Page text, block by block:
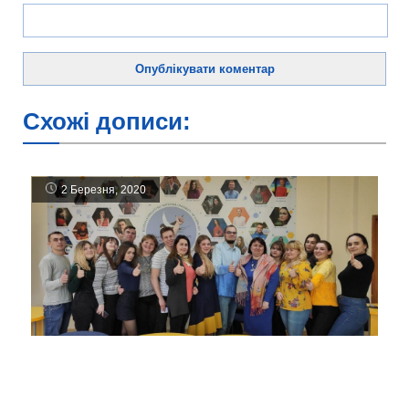
Схожі дописи:
2 Березня, 2020